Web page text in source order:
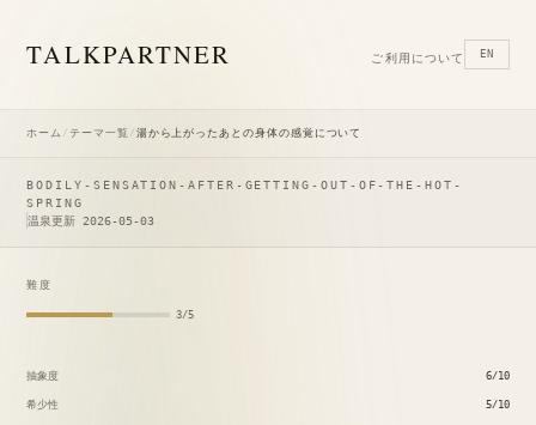
TALKPARTNER ご利用について EN
ホーム /テーマ一覧 /湯から上がったあとの身体の感覚について
BODILY-SENSATION-AFTER-GETTING-OUT-OF-THE-HOT-
SPRING
温泉更新 2026-05-03
難度
3/5
抽象度 6/10
希少性 5/10